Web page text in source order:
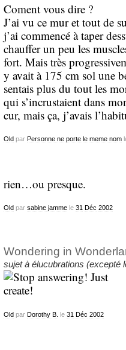
Coment vous dire ?
J’ai vu ce mur et tout de
j’ai commencé à taper
chauffer un peu les
fort. Mais très
y avait à 175 cm sol une
sentais plus du tout les
qui s’incrustaient dans
cur, mais ça, j’avais
Oldpar Personne ne porte le meme nom
rien…ou presque.
Oldpar sabine jammele 31 Déc 2002
Wondering in
sujet à élucubrations
Oldpar Dorothy B. le 31 Déc 2002